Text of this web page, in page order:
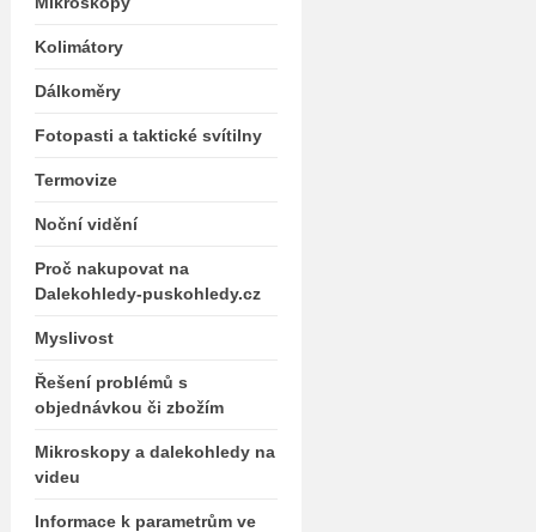
Kolimátory
Dálkoměry
Fotopasti a taktické svítilny
Termovize
Noční vidění
Proč nakupovat na
Dalekohledy-puskohledy.cz
Myslivost
Řešení problémů s
objednávkou či zbožím
Mikroskopy a dalekohledy na
videu
Informace k parametrům ve